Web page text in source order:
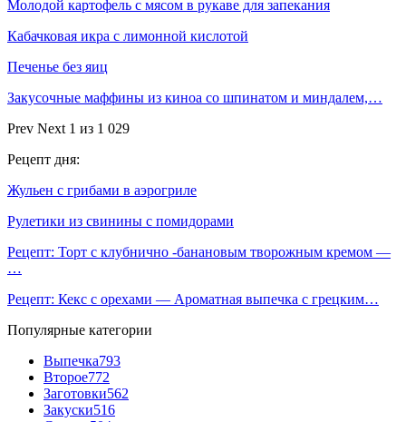
Молодой картофель с мясом в рукаве для запекания
Кабачковая икра с лимонной кислотой
Печенье без яиц
Закусочные маффины из киноа со шпинатом и миндалем,…
Prev Next 1 из 1 029
Рецепт дня:
Жульен с грибами в аэрогриле
Рулетики из свинины с помидорами
Рецепт: Торт с клубнично -банановым творожным кремом —
…
Рецепт: Кекс с орехами — Ароматная выпечка с грецким…
Популярные категории
Выпечка793
Второе772
Заготовки562
Закуски516